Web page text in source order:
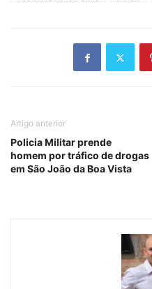
Artigo anterior
Policia Militar prende
homem por tráfico de drogas
em São João da Boa Vista